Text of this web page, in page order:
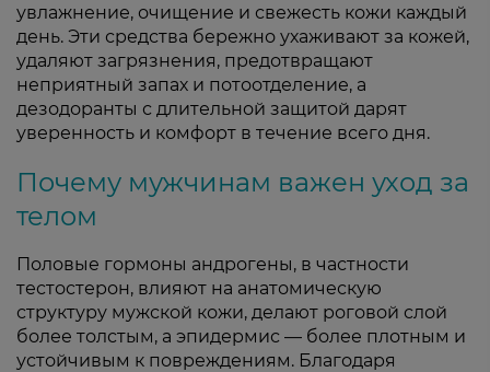
увлажнение, очищение и свежесть кожи каждый
день. Эти средства бережно ухаживают за кожей,
удаляют загрязнения, предотвращают
неприятный запах и потоотделение, а
дезодоранты с длительной защитой дарят
уверенность и комфорт в течение всего дня.
Почему мужчинам важен уход за
телом
Половые гормоны андрогены, в частности
тестостерон, влияют на анатомическую
структуру мужской кожи, делают роговой слой
более толстым, а эпидермис — более плотным и
устойчивым к повреждениям. Благодаря